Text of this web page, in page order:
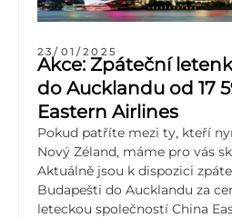
23/01/2025
Akce: Zpáteční
do Aucklandu od 17
Eastern Airlines
Pokud patříte mezi ty, kteří
Nový Zéland, máme pro vás
Aktuálně jsou k dispozici
Budapešti do Aucklandu za
leteckou společností China